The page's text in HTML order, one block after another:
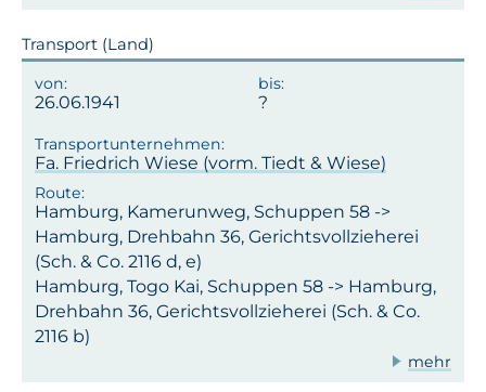
Transport (Land)
26.06.1941
Fa. Friedrich Wiese (vorm. Tiedt & Wiese)
Hamburg, Kamerunweg, Schuppen 58 ->
Hamburg, Drehbahn 36, Gerichtsvollzieherei
(Sch. & Co. 2116 d, e)
Hamburg, Togo Kai, Schuppen 58 -> Hamburg,
Drehbahn 36, Gerichtsvollzieherei (Sch. & Co.
2116 b)
mehr